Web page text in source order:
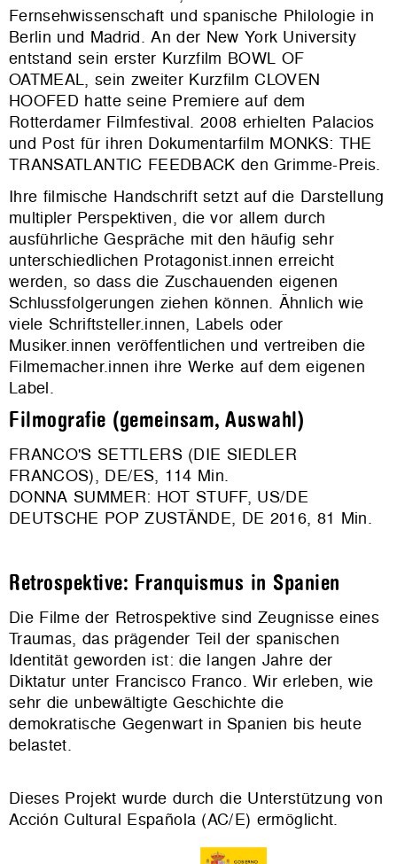
Fernsehwissenschaft und spanische Philologie in
Berlin und Madrid. An der New York University
entstand sein erster Kurzfilm BOWL OF
OATMEAL, sein zweiter Kurzfilm CLOVEN
HOOFED hatte seine Premiere auf dem
Rotterdamer Filmfestival. 2008 erhielten Palacios
und Post für ihren Dokumentarfilm MONKS: THE
TRANSATLANTIC FEEDBACK den Grimme-Preis.
Ihre filmische Handschrift setzt auf die Darstellung
multipler Perspektiven, die vor allem durch
ausführliche Gespräche mit den häufig sehr
unterschiedlichen Protagonist.innen erreicht
werden, so dass die Zuschauenden eigenen
Schlussfolgerungen ziehen können. Ähnlich wie
viele Schriftsteller.innen, Labels oder
Musiker.innen veröffentlichen und vertreiben die
Filmemacher.innen ihre Werke auf dem eigenen
Label.
Filmografie (gemeinsam, Auswahl)
FRANCO'S SETTLERS (DIE SIEDLER
FRANCOS), DE/ES, 114 Min.
DONNA SUMMER: HOT STUFF, US/DE
DEUTSCHE POP ZUSTÄNDE, DE 2016, 81 Min.
Retrospektive: Franquismus in Spanien
Die Filme der Retrospektive sind Zeugnisse eines
Traumas, das prägender Teil der spanischen
Identität geworden ist: die langen Jahre der
Diktatur unter Francisco Franco. Wir erleben, wie
sehr die unbewältigte Geschichte die
demokratische Gegenwart in Spanien bis heute
belastet.
Dieses Projekt wurde durch die Unterstützung von
Acción Cultural Española (AC/E) ermöglicht.